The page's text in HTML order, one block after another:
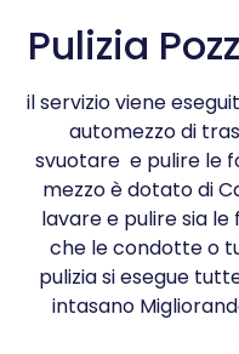
Pulizia
il servizio viene
automezzo di
svuotare e pulire le
mezzo è dotato di
lavare e pulire sia
che le condotte o
pulizia si esegue
intasano